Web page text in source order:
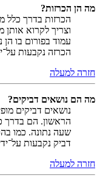
מה הן הכרזות?
הכרזות בדרך כלל
וצריך לקרוא
עמוד בפורום בו
הכרזה נקבעות
חזרה למעלה
מה הם נושאים דביקים?
נושאים דביקים
הראשון. הם בדרך
שעה נתונה. כמו
דביק נקבעות
חזרה למעלה